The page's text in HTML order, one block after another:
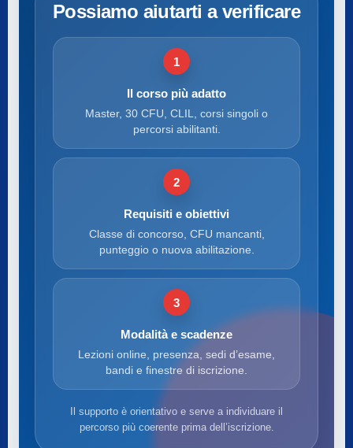
Possiamo aiutarti a verificare
1
Il corso più adatto
Master, 30 CFU, CLIL, corsi singoli o
percorsi abilitanti.
2
Requisiti e obiettivi
Classe di concorso, CFU mancanti,
punteggio o nuova abilitazione.
3
Modalità e scadenze
Lezioni online, presenza, sedi d’esame,
bandi e finestre di iscrizione.
Il supporto è orientativo e serve a individuare il
percorso più coerente prima dell’iscrizione.